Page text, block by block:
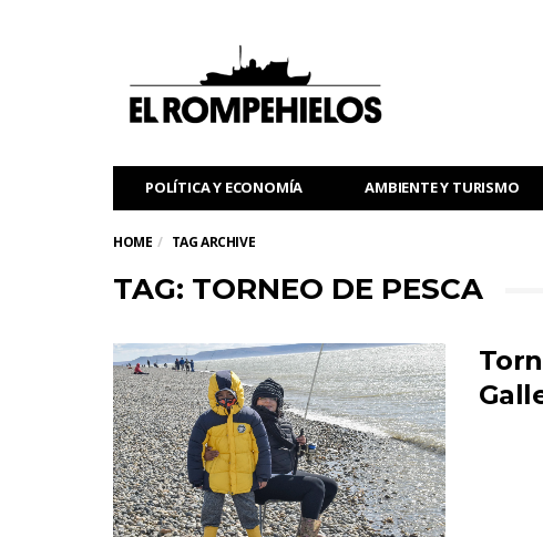
POLÍTICA Y ECONOMÍA AMBIENTE Y TURISMO
HOME TAG ARCHIVE
TAG: TORNEO DE PESCA